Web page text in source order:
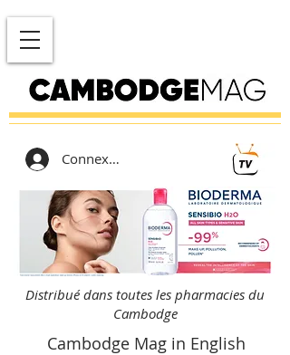
Connexion
Distribué dans toutes les pharmacies du
Cambodge
Cambodge Mag in English